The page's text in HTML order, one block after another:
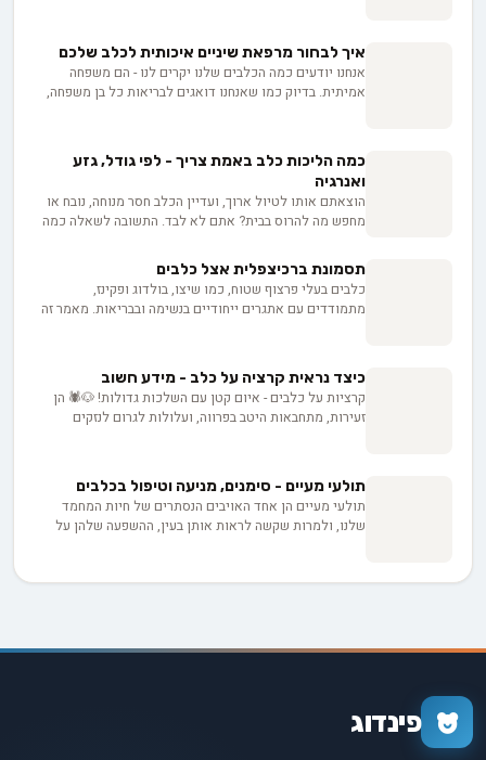
בואו נצלול לעולם כתמי הדמעות ונלמד כיצד להעניק לכלבים
שלנו חיים מאושרים ובריאים יותר. אתם מוכנים להרפתקה?
איך לבחור מרפאת שיניים איכותית לכלב שלכם
אנחנו יודעים כמה הכלבים שלנו יקרים לנו - הם משפחה
אמיתית. בדיוק כמו שאנחנו דואגים לבריאות כל בן משפחה,
לוטרינר? הכנו מדריך שיעזור לכם לשמור על החיוך המושלם
של החבר הארבע רגליים שלכם.
כמה הליכות כלב באמת צריך - לפי גודל, גזע
ואנרגיה
הוצאתם אותו לטיול ארוך, ועדיין הכלב חסר מנוחה, נובח או
מחפש מה להרוס בבית? אתם לא לבד. התשובה לשאלה כמה
אישית לכלב שלכם: הגזע, הגיל, רמת האנרגיה והצורך שלו
בגירוי מנטלי מעבר לפעילות הפיזית. אז איך מחשבים את
נוסחת הטיולים המדויקת לכלב שלכם, ומפסיקים לנחש?
תסמונת ברכיצפלית אצל כלבים
כלבים בעלי פרצוף שטוח, כמו שיצו, בולדוג ופקינז,
מתמודדים עם אתגרים ייחודיים בנשימה ובבריאות. מאמר זה
אורח החיים. גלו כיצד תוכלו לדאוג לרווחתם של חברכם
הפרוונים המיוחדים ולאפשר להם לנשום בקלות.
כיצד נראית קרציה על כלב - מידע חשוב
קרציות על כלבים - איום קטן עם השלכות גדולות! 🐶🕷️ הן
זעירות, מתחבאות היטב בפרווה, ועלולות לגרום לנזקים
הסימפטומים המדאיגים של מחלות המועברות על ידי קרציות,
ומה הן הדרכים היעילות להיפטר מהן ולמנוע הדבקה עתידית.
אז אם אתם רוצים להגן על הכלב שלכם מפני האיום הקטן
והמסוכן הזה, המשיכו לקרוא!
תולעי מעיים - סימנים, מניעה וטיפול בכלבים
תולעי מעיים הן אחד האויבים הנסתרים של חיות המחמד
שלנו, ולמרות שקשה לראות אותן בעין, ההשפעה שלהן על
דרכי ההדבקה והטיפול, כדי להגן על הכלבים שלנו מפני
פינדוג